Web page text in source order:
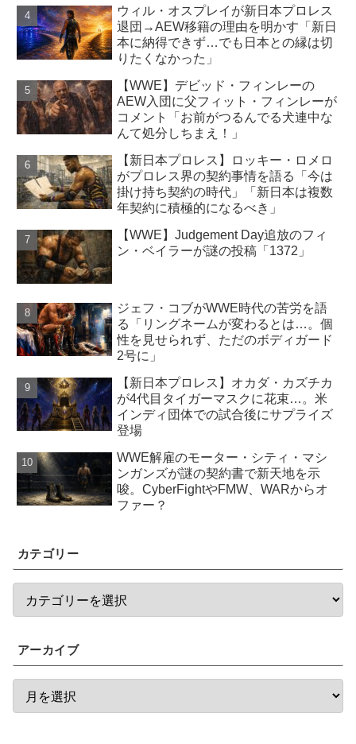
ウィル・オスプレイが新日本プロレス
退団→AEW移籍の理由を明かす「新日
本に納得できず…でも日本との縁は切
りたくなかった」
【WWE】デビッド・フィンレーの
AEW入団に父フィット・フィンレーが
コメント「お前がつるんでる犬連中な
んて処分しちまえ！」
【新日本プロレス】ロッキー・ロメロ
がプロレス界の契約事情を語る「今は
掛け持ち契約の時代」「新日本は複数
年契約に積極的になるべき」
【WWE】Judgement Day追放のフィ
ン・ベイラーが謎の投稿「1372」
ジェフ・コブがWWE時代の苦労を語
る「リングネームが変わるとは…。個
性を見せられず、ただのボディガード
2号に」
【新日本プロレス】オカダ・カズチカ
が4代目タイガーマスクに花束…。米
インディ団体での試合後にサプライズ
登場
WWE解雇のモーター・シティ・マシ
ンガンズが謎の契約書で新天地を示
唆。CyberFightやFMW、WARからオ
ファー？
カテゴリー
アーカイブ